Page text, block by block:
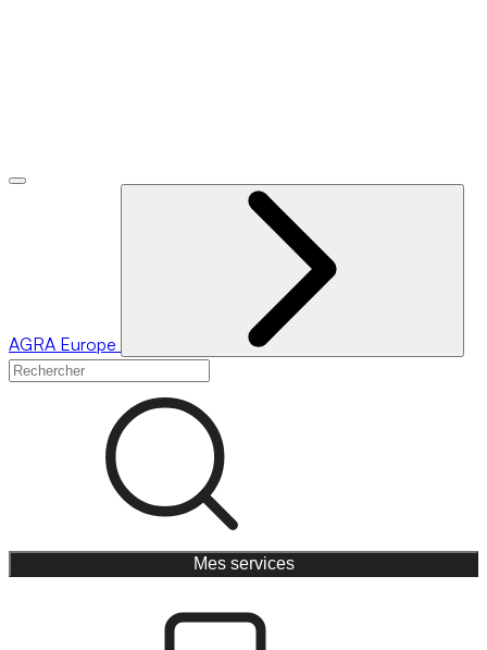
AGRA Europe
Mes services